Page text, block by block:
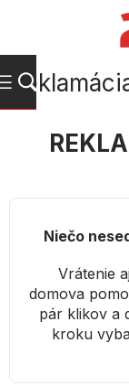
Niečo
Vrátenie
domova
pár klikov a
kroku